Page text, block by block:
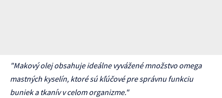
"Makový olej obsahuje ideálne vyvážené množstvo omega
mastných kyselín, ktoré sú kľúčové pre správnu funkciu
buniek a tkanív v celom organizme."